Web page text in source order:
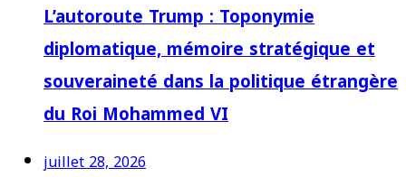
L’autoroute Trump : Toponymie
diplomatique, mémoire stratégique et
souveraineté dans la politique étrangère
du Roi Mohammed VI
juillet 28, 2026